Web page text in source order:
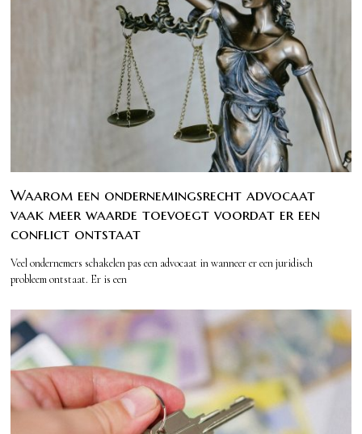
Waarom een ondernemingsrecht advocaat
vaak meer waarde toevoegt voordat er een
conflict ontstaat
Veel ondernemers schakelen pas een advocaat in wanneer er een juridisch
probleem ontstaat. Er is een